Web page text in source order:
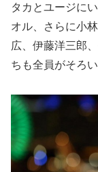
タカとユージに
オル、さらに小
広、伊藤洋三郎
ちも全員がそろい